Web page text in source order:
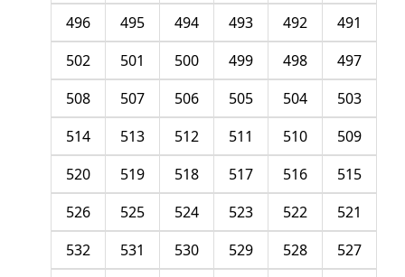
491
492
493
494
495
496
497
498
499
500
501
502
503
504
505
506
507
508
509
510
511
512
513
514
515
516
517
518
519
520
521
522
523
524
525
526
527
528
529
530
531
532